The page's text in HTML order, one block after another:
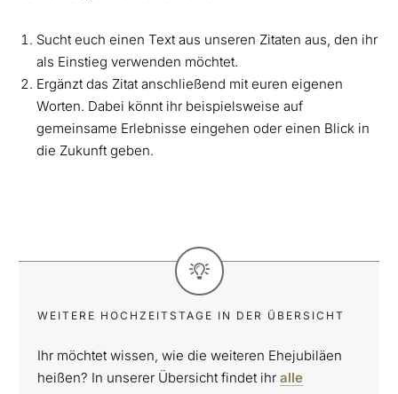
Sucht euch einen Text aus unseren Zitaten aus, den ihr
als Einstieg verwenden möchtet.
Ergänzt das Zitat anschließend mit euren eigenen
Worten. Dabei könnt ihr beispielsweise auf
gemeinsame Erlebnisse eingehen oder einen Blick in
die Zukunft geben.
WEITERE HOCHZEITSTAGE IN DER ÜBERSICHT
Ihr möchtet wissen, wie die weiteren Ehejubiläen
heißen? In unserer Übersicht findet ihr alle